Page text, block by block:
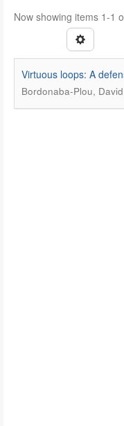
Now showing items 1-1
Virtuous loops: A
Bordonaba-Plou, David